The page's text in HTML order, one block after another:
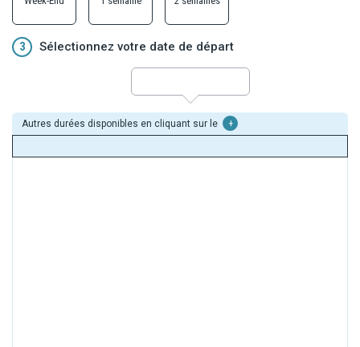
3 Sélectionnez votre date de départ
Autres durées disponibles en cliquant sur le +